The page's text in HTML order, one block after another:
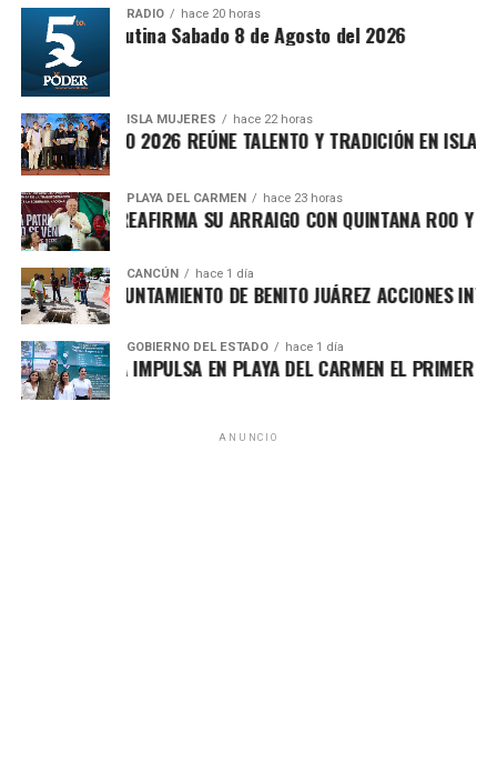
de derechos por defunción,Certificación de
derechos
Modificación de concesión yDesignación
de beneficiarios
RADIO hace 20 horas
Síntesis Matutina Sabado 8 de Agosto del 2026
ISLA MUJERES hace 22 horas
ISLEÑO 2026 REÚNE TALENTO Y TRADICIÓN EN ISLA
PLAYA DEL CARMEN hace 23 horas
MARÍN REAFIRMA SU ARRAIGO CON QUINTANA ROO Y
CANCÚN hace 1 día
AYUNTAMIENTO DE BENITO JUÁREZ ACCIONES
GOBIERNO DEL ESTADO hace 1 día
LEZAMA IMPULSA EN PLAYA DEL CARMEN EL PRIMER
ANUNCIO